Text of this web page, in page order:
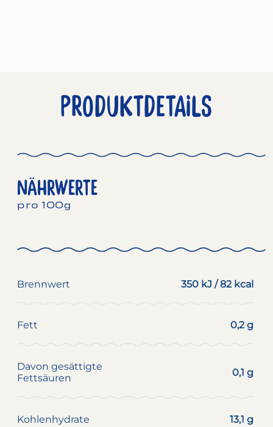
PRODUKTDETAILS
NÄHRWERTE
pro 100g
Brennwert 350 kJ / 82 kcal
Fett 0,2 g
Davon gesättigte
Fettsäuren
0,1 g
Kohlenhydrate 13,1 g